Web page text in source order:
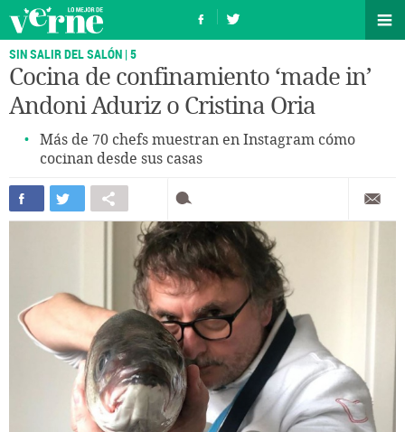
SIN SALIR DEL SALÓN | 5
Cocina de confinamiento ‘made in’
Andoni Aduriz o Cristina Oria
Más de 70 chefs muestran en Instagram cómo
cocinan desde sus casas